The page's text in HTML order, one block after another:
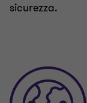
sicurezza.